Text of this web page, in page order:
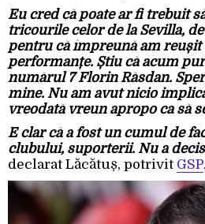
Eu cred că poate ar fi trebuit
tricourile celor de la Sevilla,
pentru că împreună am reușit
performanțe. Știu că acum
numărul 7 Florin Răsdan.
mine. Nu am avut nicio
vreodată vreun apropo ca să
E clar că a fost un cumul de
clubului, suporterii. Nu a
declarat Lăcătuș, potrivit GSP.